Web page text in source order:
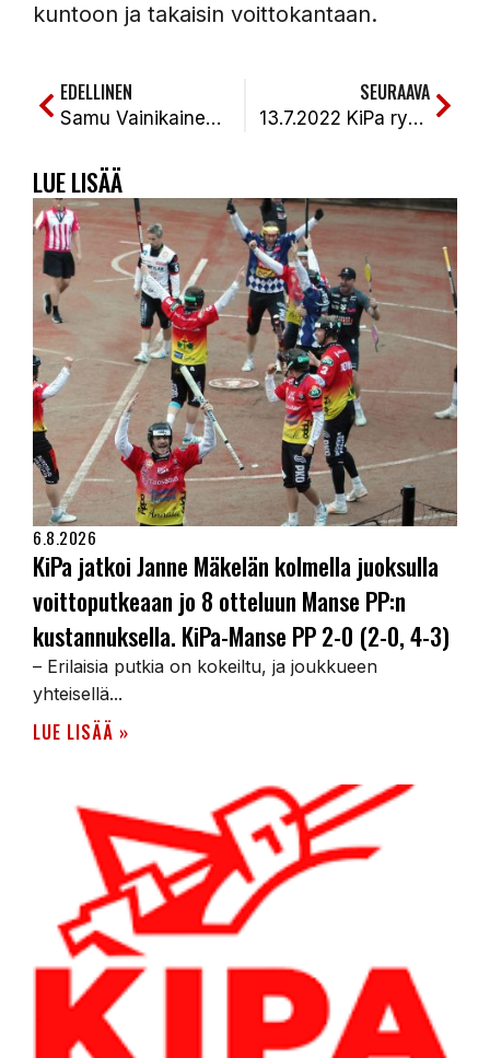
kuntoon ja takaisin voittokantaan.
EDELLINEN
Samu Vainikainen jatkaa Kiteellä
SEURAAVA
13.7.2022 KiPa ryöpytti KaMaa kuitaten vierastappionsa rökälevoitolla. KiPa-KaMa 2-0 (7-1, 13-0)
LUE LISÄÄ
6.8.2026
KiPa jatkoi Janne Mäkelän kolmella juoksulla
voittoputkeaan jo 8 otteluun Manse PP:n
kustannuksella. KiPa-Manse PP 2-0 (2-0, 4-3)
– Erilaisia putkia on kokeiltu, ja joukkueen
yhteisellä...
LUE LISÄÄ »